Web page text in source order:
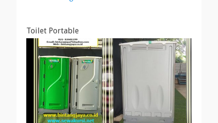
Toilet Portable